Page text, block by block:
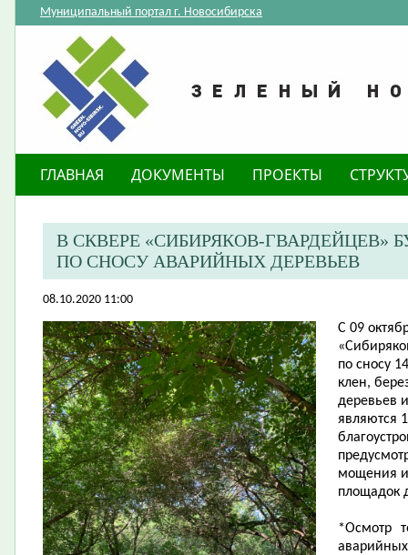
Муниципальный портал г. Новосибирска
ГЛАВНАЯ ДОКУМЕНТЫ ПРОЕКТЫ
В СКВЕРЕ «СИБИРЯКОВ-ГВАРДЕЙЦЕВ»
ПО СНОСУ АВАРИЙНЫХ ДЕРЕВЬЕВ
08.10.2020 11:00
С 09
по сносу
клен,
деревьев
являются
мощения
площадок
*Осмотр